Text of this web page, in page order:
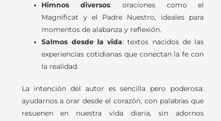
Himnos diversos: oraciones como el
Magnificat y el Padre Nuestro, ideales para
momentos de alabanza y reflexión.
Salmos desde la vida: textos nacidos de las
experiencias cotidianas que conectan la fe con
la realidad.
La intención del autor es sencilla pero poderosa:
ayudarnos a orar desde el corazón, con palabras que
resuenen en nuestra vida diaria, sin adornos